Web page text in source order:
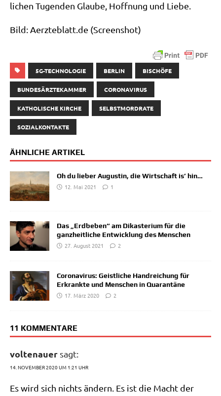
li­chen Tugen­den Glau­be, Hoff­nung und Liebe.
Bild: Aerz​te​blatt​.de (Screen­shot)
5G-TECHNOLOGIE BERLIN BISCHÖFE
BUNDESÄRZTEKAMMER CORONAVIRUS
KATHOLISCHE KIRCHE SELBSTMORDRATE
SOZIALKONTAKTE
ÄHNLICHE ARTIKEL
Oh du lieber Augustin, die Wirtschaft is’ hin…
12. Mai 2021
1
Das „Erdbeben“ am Dikasterium für die
ganzheitliche Entwicklung des Menschen
27. August 2021
2
Coronavirus: Geistliche Handreichung für
Erkrankte und Menschen in Quarantäne
17. März 2020
2
11 KOMMENTARE
voltenauer sagt:
14. NOVEMBER 2020 UM 1:21 UHR
Es wird sich nichts ändern. Es ist die Macht der